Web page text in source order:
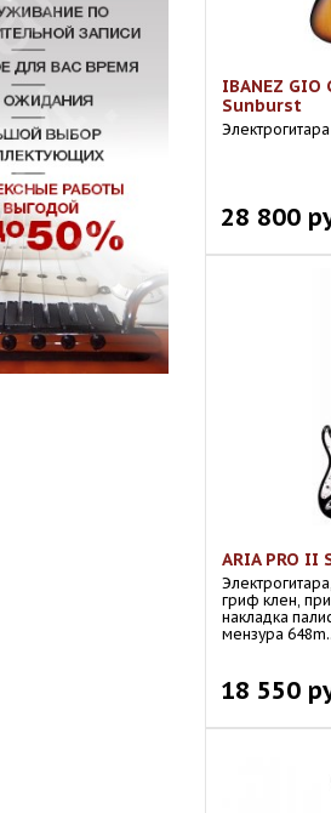
IBANEZ GIO
Sunburst
Электрогитара
28 800
ARIA PRO II
гриф клен,
накладка
мензура
18 550